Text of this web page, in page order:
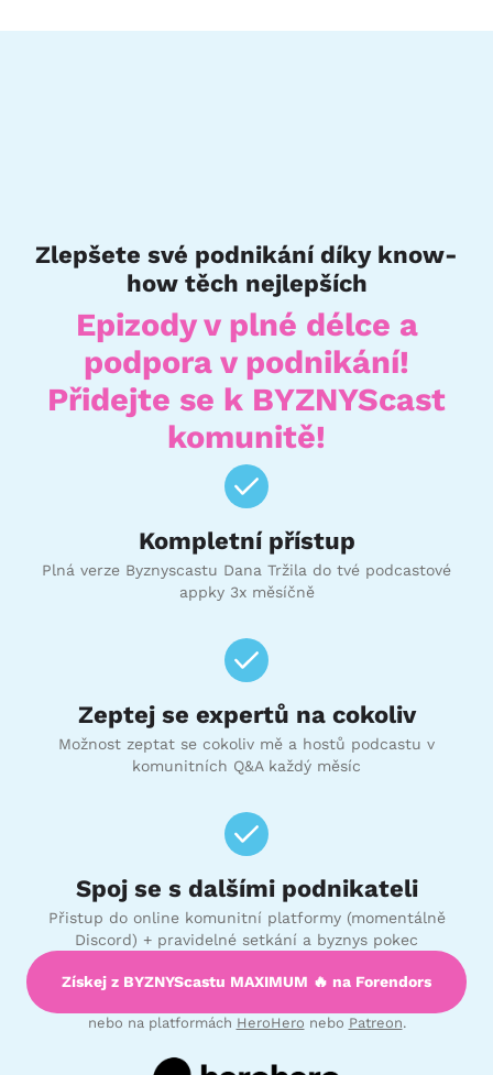
Zlepšete své podnikání díky know-
how těch nejlepších
Epizody v plné délce a
podpora v podnikání!
Přidejte se k BYZNYScast
komunitě!
Kompletní přístup
Plná verze Byznyscastu Dana Tržila do tvé podcastové
appky 3x měsíčně
Zeptej se expertů na cokoliv
Možnost zeptat se cokoliv mě a hostů podcastu v
komunitních Q&A každý měsíc
Spoj se s dalšími podnikateli
Přistup do online komunitní platformy (momentálně
Discord) + pravidelné setkání a byznys pokec
Získej z BYZNYScastu MAXIMUM 🔥 na Forendors
nebo na platformách HeroHero nebo Patreon.